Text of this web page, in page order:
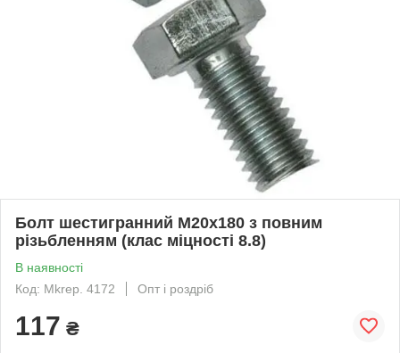
Болт шестигранний М20х180 з повним
різьбленням (клас міцності 8.8)
В наявності
Код: Mkrep. 4172
Опт і роздріб
117 ₴